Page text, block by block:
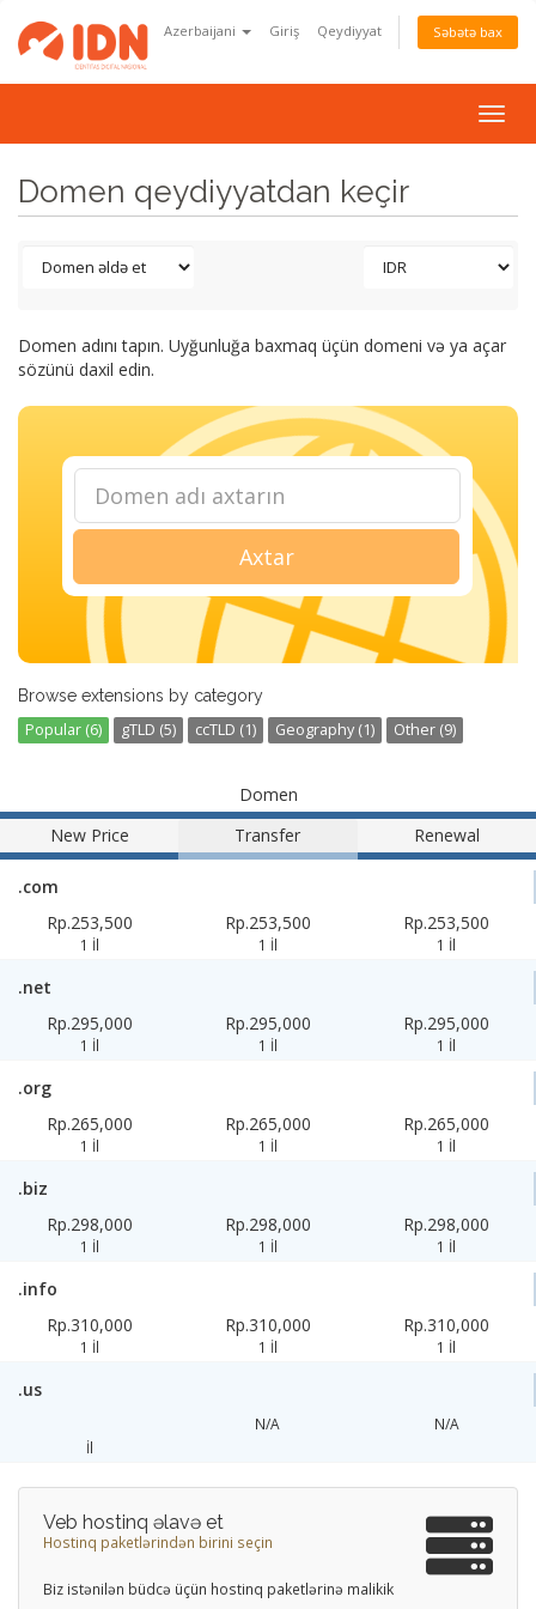
Azerbaijani Giriş Qeydiyyat Səbətə bax
Domen qeydiyyatdan keçir
Domen adını tapın. Uyğunluğa baxmaq üçün domeni və ya açar
sözünü daxil edin.
Axtar
Browse extensions by category
Popular (6) gTLD (5) ccTLD (1) Geography (1) Other (9)
Domen
New Price
Transfer Renewal
.com
Rp.253,500
1 İl
Rp.253,500
1 İl
Rp.253,500
1 İl
.net
Rp.295,000
1 İl
Rp.295,000
1 İl
Rp.295,000
1 İl
.org
Rp.265,000
1 İl
Rp.265,000
1 İl
Rp.265,000
1 İl
.biz
Rp.298,000
1 İl
Rp.298,000
1 İl
Rp.298,000
1 İl
.info
Rp.310,000
1 İl
Rp.310,000
1 İl
Rp.310,000
1 İl
.us
İl
N/A N/A
Veb hostinq əlavə et
Hostinq paketlərindən birini seçin
Biz istənilən büdcə üçün hostinq paketlərinə malikik